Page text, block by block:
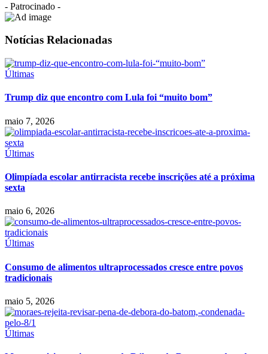
- Patrocinado -
Notícias Relacionadas
Últimas
Trump diz que encontro com Lula foi “muito bom”
maio 7, 2026
Últimas
Olimpíada escolar antirracista recebe inscrições até a próxima
sexta
maio 6, 2026
Últimas
Consumo de alimentos ultraprocessados cresce entre povos
tradicionais
maio 5, 2026
Últimas